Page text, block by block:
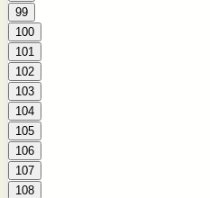
99
100
101
102
103
104
105
106
107
108